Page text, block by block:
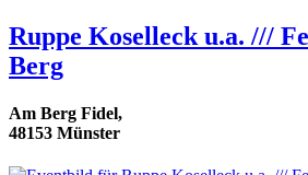
Ruppe Koselleck u.a. ///
Berg
Am Berg Fidel,
48153 Münster